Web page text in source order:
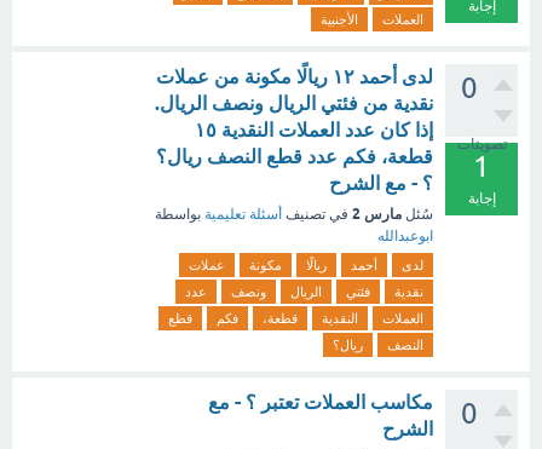
إجابة
العملات
الأجنبية
0
تصويتات
1
إجابة
لدى أحمد ١٢ ريالًا مكونة من عملات
نقدية من فئتي الريال ونصف الريال.
إذا كان عدد العملات النقدية ١٥
قطعة، فكم عدد قطع النصف ريال؟
؟ - مع الشرح
سُئل مارس 2 في تصنيف أسئلة تعليمية بواسطة
ابوعبدالله
لدى أحمد ريالًا مكونة
عملات
نقدية
فئتي الريال ونصف
عدد
العملات
النقدية قطعة، فكم
قطع
النصف
ريال؟
0
مكاسب العملات تعتبر ؟ - مع
الشرح